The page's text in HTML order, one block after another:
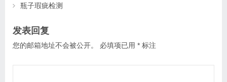
瓶子瑕疵检测
发表回复
您的邮箱地址不会被公开。 必填项已用 * 标注